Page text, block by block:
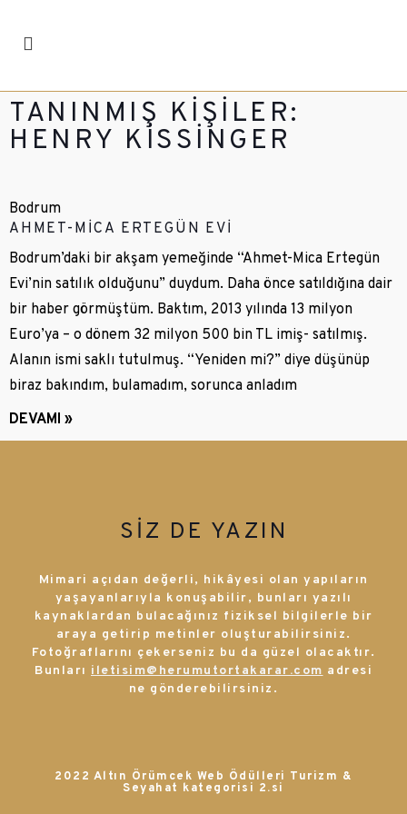
TANINMIŞ KIŞILER:
HENRY KISSINGER
Bodrum
AHMET-MICA ERTEGÜN EVI
Bodrum’daki bir akşam yemeğinde “Ahmet-Mica Ertegün
Evi’nin satılık olduğunu” duydum. Daha önce satıldığına dair
bir haber görmüştüm. Baktım, 2013 yılında 13 milyon
Euro’ya – o dönem 32 milyon 500 bin TL imiş- satılmış.
Alanın ismi saklı tutulmuş. “Yeniden mi?” diye düşünüp
biraz bakındım, bulamadım, sorunca anladım
DEVAMI »
SİZ DE YAZIN
Mimari açıdan değerli, hikâyesi olan yapıların
yaşayanlarıyla konuşabilir, bunları yazılı
kaynaklardan bulacağınız fiziksel bilgilerle bir
araya getirip metinler oluşturabilirsiniz.
Fotoğraflarını çekerseniz bu da güzel olacaktır.
Bunları iletisim@herumutortakarar.com adresi
ne gönderebilirsiniz.
2022 Altın Örümcek Web Ödülleri Turizm &
Seyahat kategorisi 2.si